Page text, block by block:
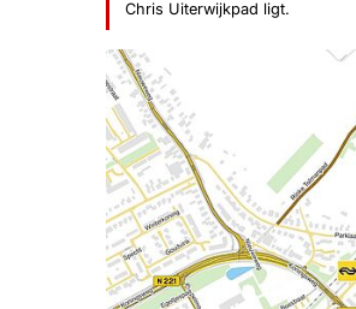
Chris Uiterwijkpad ligt.